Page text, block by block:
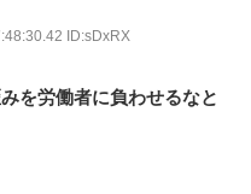
ID:sDxRX
を労働者に負わせるなと